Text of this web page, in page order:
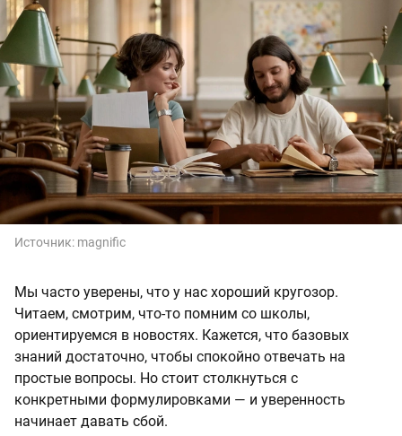
Источник: magnific
Мы часто уверены, что у нас хороший кругозор.
Читаем, смотрим, что-то помним со школы,
ориентируемся в новостях. Кажется, что базовых
знаний достаточно, чтобы спокойно отвечать на
простые вопросы. Но стоит столкнуться с
конкретными формулировками — и уверенность
начинает давать сбой.